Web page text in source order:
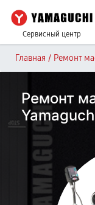
Сервисный центр
Главная / Ремонт
Ремонт